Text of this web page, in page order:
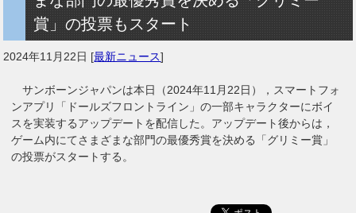
賞」の投票もスタート
2024年11月22日 [最新ニュース]
サンボーンジャパンは本日（2024年11月22日），スマートフォ
ンアプリ「ドールズフロントライン」の一部キャラクターにボイ
スを実装するアップデートを配信した。アップデート後からは，
ゲーム内にてさまざまな部門の最優秀賞を決める「グリミー賞」
の投票がスタートする。